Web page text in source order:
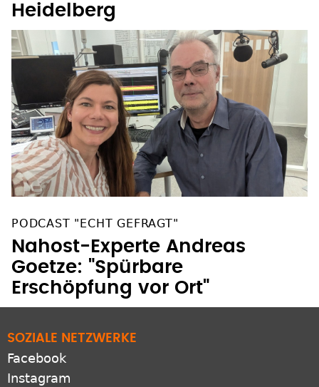
Heidelberg
PODCAST "ECHT GEFRAGT"
Nahost-Experte Andreas
Goetze: "Spürbare
Erschöpfung vor Ort"
SOZIALE NETZWERKE
Facebook
Instagram